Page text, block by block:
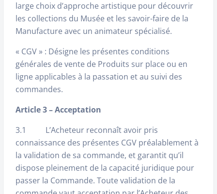
large choix d’approche artistique pour découvrir
les collections du Musée et les savoir-faire de la
Manufacture avec un animateur spécialisé.
« CGV » : Désigne les présentes conditions
générales de vente de Produits sur place ou en
ligne applicables à la passation et au suivi des
commandes.
Article 3 – Acceptation
3.1 L’Acheteur reconnaît avoir pris
connaissance des présentes CGV préalablement à
la validation de sa commande, et garantit qu’il
dispose pleinement de la capacité juridique pour
passer la Commande. Toute validation de la